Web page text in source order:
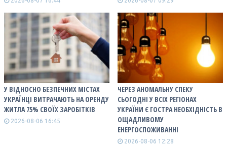
У ВІДНОСНО БЕЗПЕЧНИХ МІСТАХ
УКРАЇНЦІ ВИТРАЧАЮТЬ НА ОРЕНДУ
ЖИТЛА 75% СВОЇХ ЗАРОБІТКІВ
2026-08-06 16:45
ЧЕРЕЗ АНОМАЛЬНУ СПЕКУ
СЬОГОДНІ У ВСІХ РЕГІОНАХ
УКРАЇНИ Є ГОСТРА НЕОБХІДНІСТЬ В
ОЩАДЛИВОМУ
ЕНЕРГОСПОЖИВАННІ
2026-08-06 12:28